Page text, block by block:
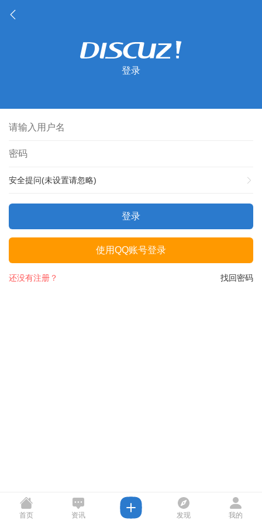
登录
安全提问(未设置请忽略)
登录
使用QQ账号登录
找回密码
还没有注册？
首页 资讯 发现 我的